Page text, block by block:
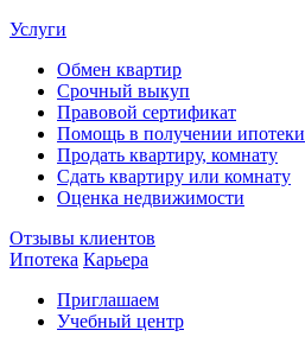
Услуги
Обмен квартир
Срочный выкуп
Правовой сертификат
Помощь в получении ипотеки
Продать квартиру, комнату
Сдать квартиру или комнату
Оценка недвижимости
Отзывы клиентов
Ипотека Карьера
Приглашаем
Учебный центр